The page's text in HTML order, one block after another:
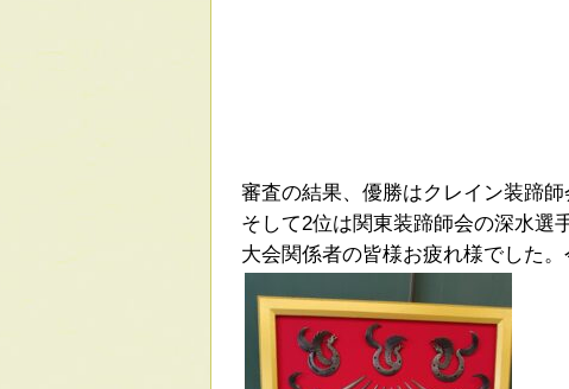
審査の結果、優勝はクレイン装蹄師
そして2位は関東装蹄師会の深水選
大会関係者の皆様お疲れ様でした